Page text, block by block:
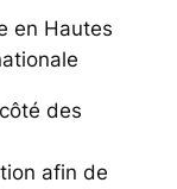
en Hautes
des
afin de